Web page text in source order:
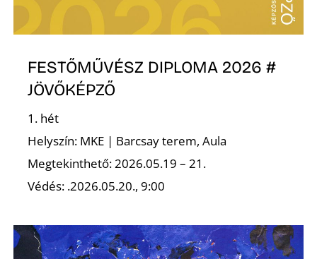
FESTŐMŰVÉSZ DIPLOMA 2026 #
JÖVŐKÉPZŐ
1. hét
Helyszín: MKE | Barcsay terem, Aula
Megtekinthető: 2026.05.19 – 21.
Védés: .2026.05.20., 9:00